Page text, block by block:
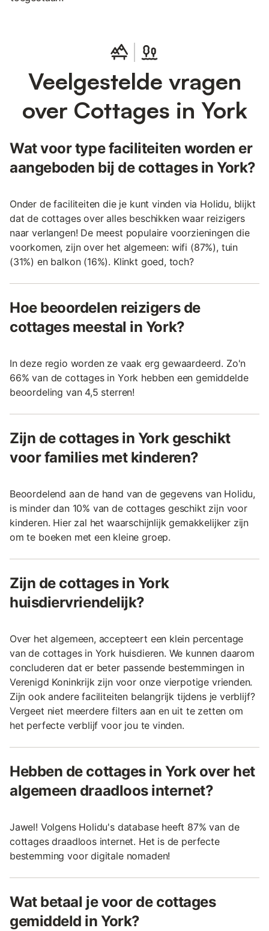
Veelgestelde vragen
over Cottages in York
Wat voor type faciliteiten worden er
aangeboden bij de cottages in York?
Onder de faciliteiten die je kunt vinden via Holidu, blijkt
dat de cottages over alles beschikken waar reizigers
naar verlangen! De meest populaire voorzieningen die
voorkomen, zijn over het algemeen: wifi (87%), tuin
(31%) en balkon (16%). Klinkt goed, toch?
Hoe beoordelen reizigers de
cottages meestal in York?
In deze regio worden ze vaak erg gewaardeerd. Zo'n
66% van de cottages in York hebben een gemiddelde
beoordeling van 4,5 sterren!
Zijn de cottages in York geschikt
voor families met kinderen?
Beoordelend aan de hand van de gegevens van Holidu,
is minder dan 10% van de cottages geschikt zijn voor
kinderen. Hier zal het waarschijnlijk gemakkelijker zijn
om te boeken met een kleine groep.
Zijn de cottages in York
huisdiervriendelijk?
Over het algemeen, accepteert een klein percentage
van de cottages in York huisdieren. We kunnen daarom
concluderen dat er beter passende bestemmingen in
Verenigd Koninkrijk zijn voor onze vierpotige vrienden.
Zijn ook andere faciliteiten belangrijk tijdens je verblijf?
Vergeet niet meerdere filters aan en uit te zetten om
het perfecte verblijf voor jou te vinden.
Hebben de cottages in York over het
algemeen draadloos internet?
Jawel! Volgens Holidu's database heeft 87% van de
cottages draadloos internet. Het is de perfecte
bestemming voor digitale nomaden!
Wat betaal je voor de cottages
gemiddeld in York?